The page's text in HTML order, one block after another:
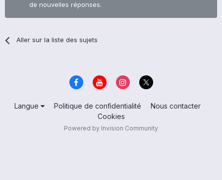
de nouvelles réponses.
Aller sur la liste des sujets
Langue Politique de confidentialité
Nous contacter
Cookies
Powered by Invision Community